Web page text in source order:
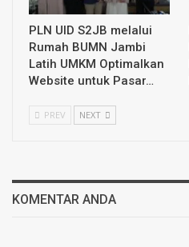
PLN UID S2JB melalui
Rumah BUMN Jambi
Latih UMKM Optimalkan
Website untuk Pasar…
PREV NEXT
KOMENTAR ANDA